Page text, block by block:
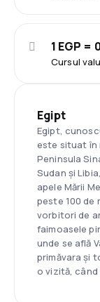
Cursul
1 EGP =
Egipt
Egipt,
este situat în
Peninsula
Sudan și
apele Mării
peste 100 de
vorbitori de
faimoasele
unde se află
primăvara și
o vizită, când